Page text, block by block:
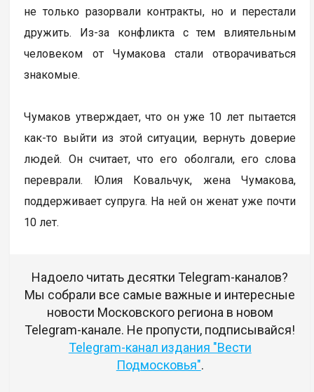
не только разорвали контракты, но и перестали
дружить. Из-за конфликта с тем влиятельным
человеком от Чумакова стали отворачиваться
знакомые.
Чумаков утверждает, что он уже 10 лет пытается
как-то выйти из этой ситуации, вернуть доверие
людей. Он считает, что его оболгали, его слова
переврали. Юлия Ковальчук, жена Чумакова,
поддерживает супруга. На ней он женат уже почти
10 лет.
Надоело читать десятки Telegram-каналов?
Мы собрали все самые важные и интересные
новости Московского региона в новом
Telegram-канале. Не пропусти, подписывайся!
Telegram-канал издания "Вести
Подмосковья".